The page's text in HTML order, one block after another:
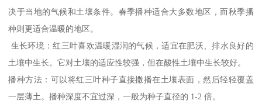
决于当地的气候和土壤条件。春季播种适合大多数地区，而秋季播
种则更适合温暖的地区。
生长环境：红三叶喜欢温暖湿润的气候，适宜在肥沃、排水良好的
土壤中生长。它对土壤的适应性较强，但在酸性土壤中生长较好。
播种方法：可以将红三叶种子直接撒播在土壤表面，然后轻轻覆盖
一层薄土。播种深度不宜过深，一般为种子直径的 1-2 倍。